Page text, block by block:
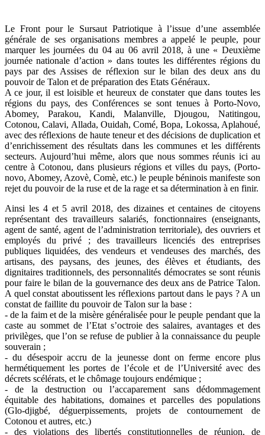
Le Front pour le Sursaut Patriotique à l’issue d’une assemblée
générale de ses organisations membres a appelé le peuple, pour
marquer les journées du 04 au 06 avril 2018, à une « Deuxième
journée nationale d’action » dans toutes les différentes régions du
pays par des Assises de réflexion sur le bilan des deux ans du
pouvoir de Talon et de préparation des Etats Généraux.
A ce jour, il est loisible et heureux de constater que dans toutes les
régions du pays, des Conférences se sont tenues à Porto-Novo,
Abomey, Parakou, Kandi, Malanville, Djougou, Natitingou,
Cotonou, Calavi, Allada, Ouidah, Comé, Bopa, Lokossa, Aplahoué,
avec des réflexions de haute teneur et des décisions de duplication et
d’enrichissement des résultats dans les communes et les différents
secteurs. Aujourd’hui même, alors que nous sommes réunis ici au
centre à Cotonou, dans plusieurs régions et villes du pays, (Porto-
novo, Abomey, Azovè, Comè, etc.) le peuple béninois manifeste son
rejet du pouvoir de la ruse et de la rage et sa détermination à en finir.
Ainsi les 4 et 5 avril 2018, des dizaines et centaines de citoyens
représentant des travailleurs salariés, fonctionnaires (enseignants,
agent de santé, agent de l’administration territoriale), des ouvriers et
employés du privé ; des travailleurs licenciés des entreprises
publiques liquidées, des vendeurs et vendeuses des marchés, des
artisans, des paysans, des jeunes, des élèves et étudiants, des
dignitaires traditionnels, des personnalités démocrates se sont réunis
pour faire le bilan de la gouvernance des deux ans de Patrice Talon.
A quel constat aboutissent les réflexions partout dans le pays ? A un
constat de faillite du pouvoir de Talon sur la base :
- de la faim et de la misère généralisée pour le peuple pendant que la
caste au sommet de l’Etat s’octroie des salaires, avantages et des
privilèges, que l’on se refuse de publier à la connaissance du peuple
souverain ;
- du désespoir accru de la jeunesse dont on ferme encore plus
hermétiquement les portes de l’école et de l’Université avec des
décrets scélérats, et le chômage toujours endémique ;
- de la destruction ou l’accaparement sans dédommagement
équitable des habitations, domaines et parcelles des populations
(Glo-djigbé, déguerpissements, projets de contournement de
Cotonou et autres, etc.)
- des violations des libertés constitutionnelles de réunion, de